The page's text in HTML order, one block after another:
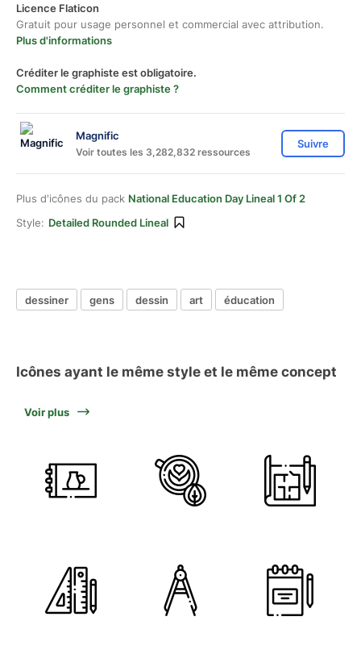
Licence Flaticon
Gratuit pour usage personnel et commercial avec attribution.
Plus d'informations
Créditer le graphiste est obligatoire.
Comment créditer le graphiste ?
Magnific
Voir toutes les 3,282,832 ressources
Suivre
Plus d'icônes du pack National Education Day Lineal 1 Of 2
Style: Detailed Rounded Lineal
dessiner gens dessin art éducation
Icônes ayant le même style et le même concept
Voir plus